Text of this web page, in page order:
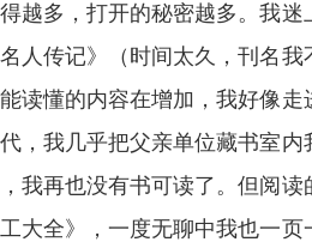
越多，打开的秘密越多。我
名人传记》（时间太久，刊名
读懂的内容在增加，我好像
，我几乎把父亲单位藏书室
我再也没有书可读了。但阅
大全》，一度无聊中我也一